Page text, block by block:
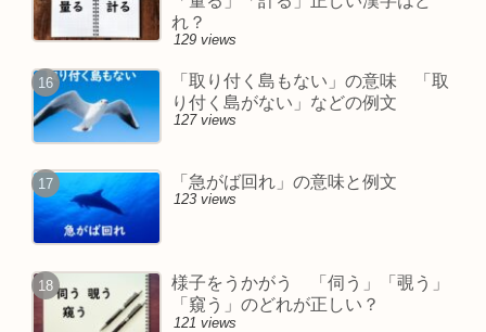
れ？
129 views
「取り付く島もない」の意味 「取
り付く島がない」などの例文
127 views
「急がば回れ」の意味と例文
123 views
様子をうかがう 「伺う」「覗う」
「窺う」のどれが正しい？
121 views